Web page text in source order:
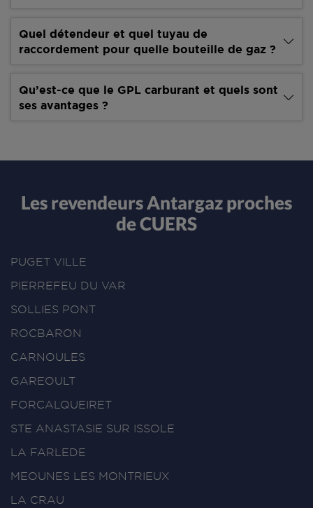
Quel détendeur et quel tuyau de
raccordement pour quelle bouteille de gaz ?
Qu’est-ce que le GPL carburant et quels sont
ses avantages ?
Les revendeurs Antargaz proches
de CUERS
PUGET VILLE
PIERREFEU DU VAR
SOLLIES PONT
ROCBARON
CARNOULES
GAREOULT
FORCALQUEIRET
STE ANASTASIE SUR ISSOLE
LA FARLEDE
MEOUNES LES MONTRIEUX
LA CRAU